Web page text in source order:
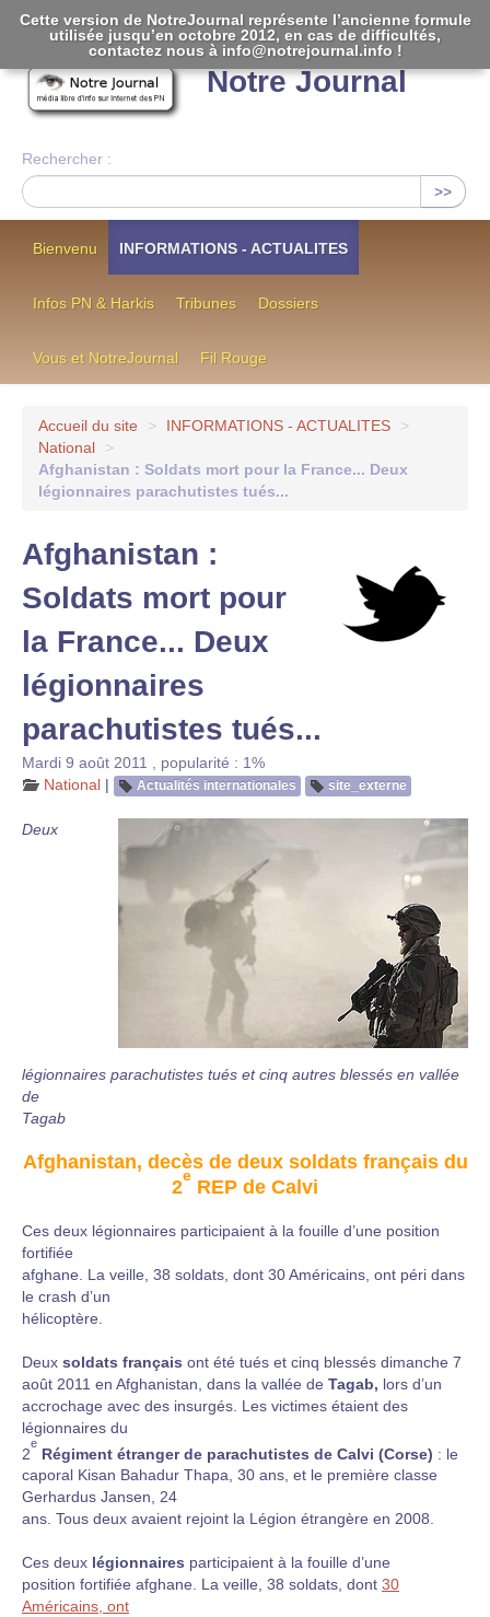
Notre Journal
Rechercher :
>>
Bienvenu INFORMATIONS - ACTUALITES
Infos PN & Harkis Tribunes Dossiers
Vous et NotreJournal Fil Rouge
Accueil du site > INFORMATIONS - ACTUALITES
>
National
>
Afghanistan : Soldats mort pour la France... Deux
légionnaires parachutistes tués...
Afghanistan :
Soldats mort pour
la France... Deux
légionnaires
parachutistes tués...
Mardi 9 août 2011
popularité : 1%
National | Actualités internationales site_externe
Deux
légionnaires parachutistes tués et cinq autres blessés en vallée
de
Tagab
Afghanistan, decès de deux soldats français du
2e REP de Calvi
Ces deux légionnaires participaient à la fouille d’une position
fortifiée
afghane. La veille, 38 soldats, dont 30 Américains, ont péri dans
le crash d’un
hélicoptère.
Deux soldats français ont été tués et cinq blessés dimanche 7
août 2011 en Afghanistan, dans la vallée de Tagab, lors d’un
accrochage avec des insurgés. Les victimes étaient des
légionnaires du
2
e
Régiment étranger de parachutistes de Calvi (Corse) : le
caporal Kisan Bahadur Thapa, 30 ans, et le première classe
Gerhardus Jansen, 24
ans. Tous deux avaient rejoint la Légion étrangère en 2008.
Ces deux légionnaires participaient à la fouille d’une
position fortifiée afghane. La veille, 38 soldats, dont 30
Américains, ont
Cette version de NotreJournal représente l’ancienne formule
utilisée jusqu’en octobre 2012, en cas de difficultés,
contactez nous à info@notrejournal.info !